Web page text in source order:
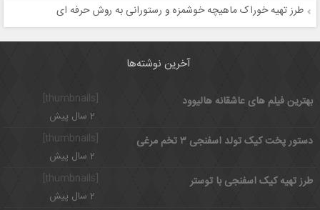
طرز تهیه خوراک ماهیچه خوشمزه و رستورانی به روش حرفه ای
آخرین نوشته‌ها
بهترین فیلم های عاشقانه هالیوود
2 سال پیش
[thumbnails]
دستور پخت کیک تولد اسفنجی ۳ تخم مرغی
2 سال پیش
طرز تهیه کیک اسفنجی با توستر
2 سال پیش